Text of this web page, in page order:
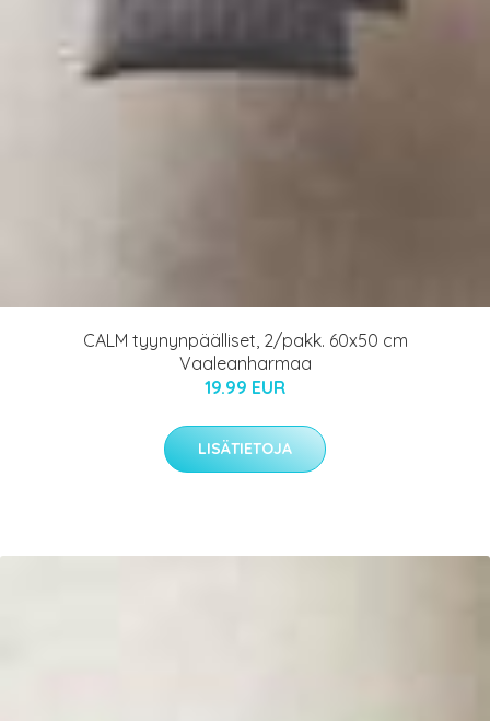
CALM tyynynpäälliset, 2/pakk. 60x50 cm
Vaaleanharmaa
19.99 EUR
LISÄTIETOJA